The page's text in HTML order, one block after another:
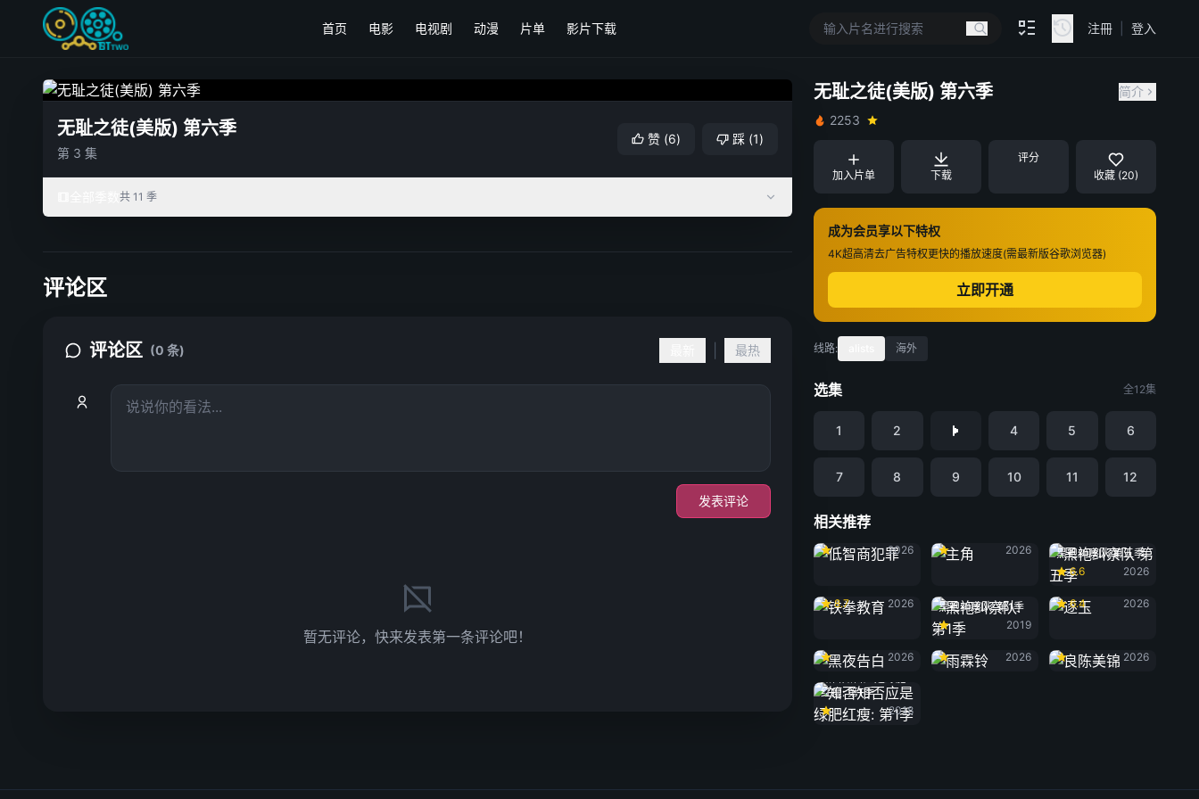
首页 电影 电视剧 动漫 片单 影片下载 注冊 登入
无耻之徒(美版) 第六季
第 3 集
赞 (6) 踩 (1)
共 11 季
无耻之徒(美版) 第六季
简介
2253
加入片单 下载
评分
收藏 (20)
成为会员享以下特权
4K超高清去广告特权更快的播放速度(需最新版谷歌浏览器)
立即开通
线路: 海外
选集 全12集
1 2 4 5 6
7 8 9 10 11 12
相关推荐
低智商犯罪
2026
2026
黑袍纠察队 第五季
6.6
2026
8.7
2026
黑袍纠察队: 第1季
2019
逐玉
6.4
2026
2026
雨霖铃
2026
2026
红瘦: 第1季
2018
评论区
评论区 (0 条) 最热
发表评论
暂无评论，快来发表第一条评论吧！